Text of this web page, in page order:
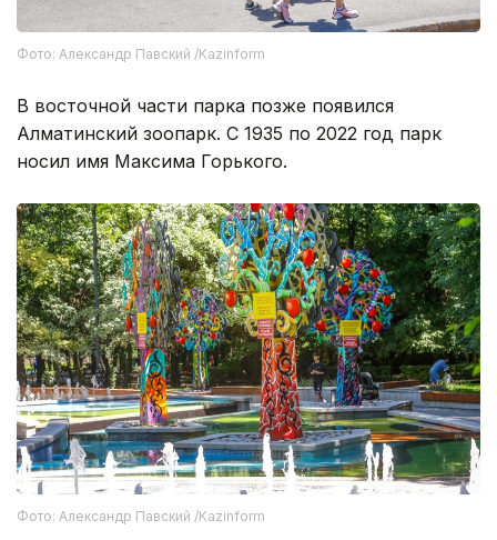
Фото: Александр Павский /Kazinform
В восточной части парка позже появился
Алматинский зоопарк. С 1935 по 2022 год парк
носил имя Максима Горького.
Фото: Александр Павский /Kazinform